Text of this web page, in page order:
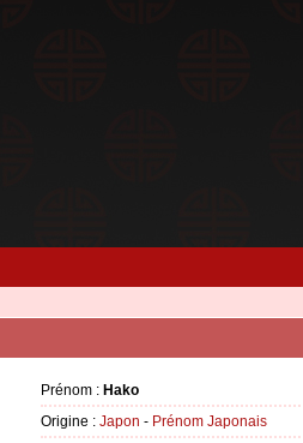
Prénom : Hako
Origine : Japon - Prénom Japonais